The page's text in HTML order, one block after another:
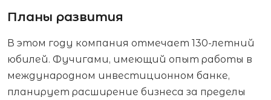
Планы развития
В этом году компания отмечает 130-летний
юбилей. Фучигами, имеющий опыт работы в
международном инвестиционном банке,
планирует расширение бизнеса за пределы